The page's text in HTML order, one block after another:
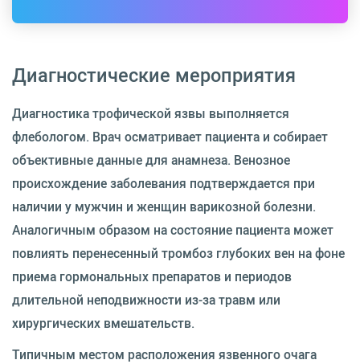
Диагностические мероприятия
Диагностика трофической язвы выполняется
флебологом. Врач осматривает пациента и собирает
объективные данные для анамнеза. Венозное
происхождение заболевания подтверждается при
наличии у мужчин и женщин варикозной болезни.
Аналогичным образом на состояние пациента может
повлиять перенесенный тромбоз глубоких вен на фоне
приема гормональных препаратов и периодов
длительной неподвижности из-за травм или
хирургических вмешательств.
Типичным местом расположения язвенного очага